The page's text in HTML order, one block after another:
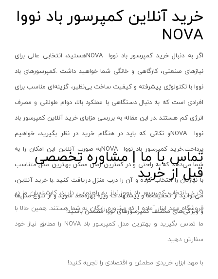
گیج رزوه برونرو
نیروسنج
بور گیج ( گیج سیلندر )
پرگار صنعتی
ترازو دیجیتال
دماسنج لیزری دیجیتال
سختی سنج و پایه
شیب سنج و زاویه سنج
عینک ذره بینی
گونیا مویی و صنعتی
وی بلوک ( v block )
پایه ساعت اندیکاتور
تاکومتر ( دورسنج )
تست کشش تسمه
میلاد- MILAD
واکو - vako
سیمکا نور - SIMKA NOOR
ولینگ-WULING
یونی ویو-uniview
تایگ-Tayg
مهر-MEHR
ویوارکس-VIVAREX
پاور-POWER
نیوتن-Nioton
دلتا-Delta
نیدر - NIDER
افشان طلوع
پرسام نور-parsam noor
آلتونا- ALTUNA
خرید آنلاین کمپرسور باد نووا
NOVA
اگر به دنبال خرید کمپرسور باد نووا NOVAهستید، انتخابی عالی برای
نیازهای صنعتی، کارگاهی و خانگی شما خواهید داشت .کمپرسورهای باد
نووا با تکنولوژی پیشرفته و کیفیت ساخت بی‌نظیر، گزینه‌ای مناسب برای
افرادی است که به دنبال دستگاهی با عملکرد بالا، دوام طولانی و مصرف
انرژی کم هستند.در این مقاله به بررسی مزایای خرید آنلاین کمپرسور باد
نووا
NOVAو نکاتی که باید در هنگام خرید در نظر بگیرید، خواهیم
پرداخت.خرید کمپرسور باد نووا NOVAبه صورت آنلاین این امکان را به
شما می‌دهد که به راحتی و در کمترین زمان ممکن بهترین مدل متناسب
با نیازتان را انتخاب کرده و آن را درب منزل دریافت کنید.با خرید آنلاین،
می‌توانید از تخفیف‌ها و پیشنهادات ویژه بهره‌مند شوید و از تنوع مدل‌ها
و ویژگی‌های مختلف کمپرسورهای نووا مطمئن باشید.
تماس با ما | مشاوره تخصصی
قبل از خرید
اگر در انتخاب کمپرسور باد نووا نیاز به راهنمایی دارید، کارشناسان ما در
فروشگاه مهد ابزار آماده ارائه مشاوره رایگان به شما هستند. همین حالا با
ما تماس بگیرید و بهترین مدل کمپرسور باد NOVA را مطابق نیاز خود
سفارش دهید.
با مهد ابزار، خریدی مطمئن و اقتصادی را تجربه کنید!